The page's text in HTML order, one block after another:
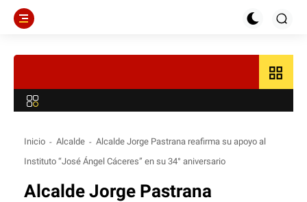
grid_view
Inicio Alcalde
Alcalde Jorge Pastrana reafirma su apoyo al
Instituto “José Ángel Cáceres” en su 34° aniversario
Alcalde Jorge Pastrana